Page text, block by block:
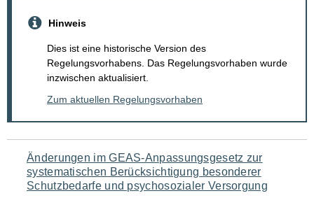
Hinweis
Dies ist eine historische Version des
Regelungsvorhabens. Das Regelungsvorhaben wurde
inzwischen aktualisiert.
Zum aktuellen Regelungsvorhaben
Navigation
für
Änderungen im GEAS-Anpassungsgesetz zur
systematischen Berücksichtigung besonderer
Schutzbedarfe und psychosozialer Versorgung